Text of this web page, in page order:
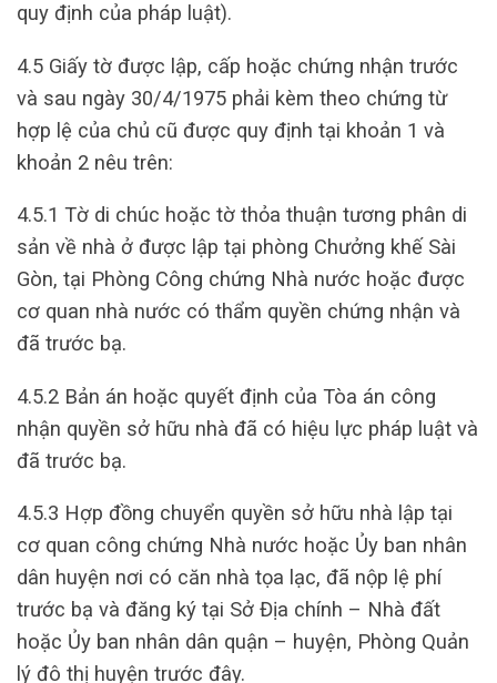
quy định của pháp luật).
4.5 Giấy tờ được lập, cấp hoặc chứng nhận trước
và sau ngày 30/4/1975 phải kèm theo chứng từ
hợp lệ của chủ cũ được quy định tại khoản 1 và
khoản 2 nêu trên:
4.5.1 Tờ di chúc hoặc tờ thỏa thuận tương phân di
sản về nhà ở được lập tại phòng Chưởng khế Sài
Gòn, tại Phòng Công chứng Nhà nước hoặc được
cơ quan nhà nước có thẩm quyền chứng nhận và
đã trước bạ.
4.5.2 Bản án hoặc quyết định của Tòa án công
nhận quyền sở hữu nhà đã có hiệu lực pháp luật và
đã trước bạ.
4.5.3 Hợp đồng chuyển quyền sở hữu nhà lập tại
cơ quan công chứng Nhà nước hoặc Ủy ban nhân
dân huyện nơi có căn nhà tọa lạc, đã nộp lệ phí
trước bạ và đăng ký tại Sở Địa chính – Nhà đất
hoặc Ủy ban nhân dân quận – huyện, Phòng Quản
lý đô thị huyện trước đây.